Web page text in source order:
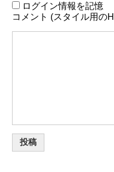
ログイン情報を記憶
コメント (スタイル用の